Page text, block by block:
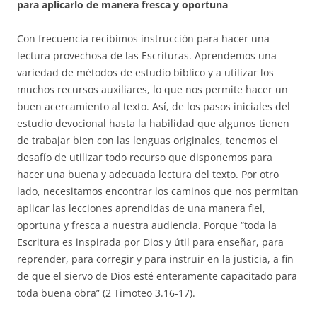
para aplicarlo de manera fresca y oportuna
Con frecuencia recibimos instrucción para hacer una
lectura provechosa de las Escrituras. Aprendemos una
variedad de métodos de estudio bíblico y a utilizar los
muchos recursos auxiliares, lo que nos permite hacer un
buen acercamiento al texto. Así, de los pasos iniciales del
estudio devocional hasta la habilidad que algunos tienen
de trabajar bien con las lenguas originales, tenemos el
desafío de utilizar todo recurso que disponemos para
hacer una buena y adecuada lectura del texto. Por otro
lado, necesitamos encontrar los caminos que nos permitan
aplicar las lecciones aprendidas de una manera fiel,
oportuna y fresca a nuestra audiencia. Porque “toda la
Escritura es inspirada por Dios y útil para enseñar, para
reprender, para corregir y para instruir en la justicia, a fin
de que el siervo de Dios esté enteramente capacitado para
toda buena obra” (2 Timoteo 3.16-17).